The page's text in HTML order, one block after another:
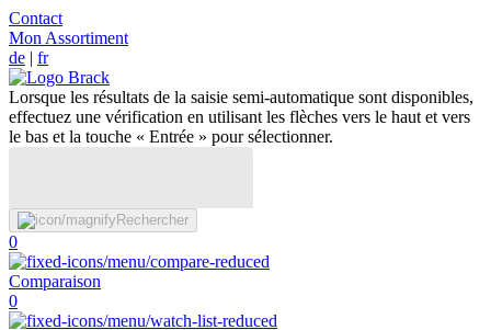
Contact
Mon Assortiment
de | fr
Lorsque les résultats de la saisie semi-automatique sont disponibles,
effectuez une vérification en utilisant les flèches vers le haut et vers
le bas et la touche « Entrée » pour sélectionner.
Rechercher
0
Comparaison
0